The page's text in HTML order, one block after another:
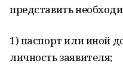
представить
1) паспорт или иной
личность заявителя;